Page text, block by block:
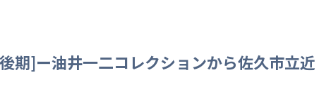
期]ー油井一二コレクションから佐久市立近